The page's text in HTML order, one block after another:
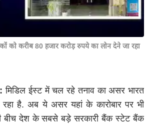
को करीब 80 हजार करोड़ रुपये का लोन देने जा रहा
मिडिल ईस्ट में चल रहे तनाव का असर भारत
है. अब ये असर यहां के कारोबार पर भी
बीच देश के सबसे बड़े सरकारी बैंक स्टेट बैंक